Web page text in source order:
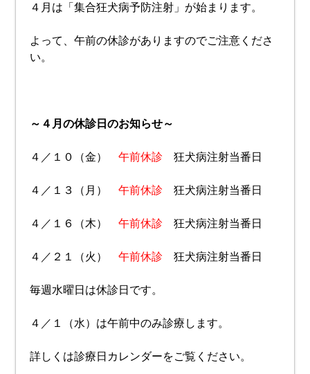
４月は「集合狂犬病予防注射」が始まります。
よって、午前の休診がありますのでご注意くださ
い。
～４月の休診日のお知らせ～
４／１０（金）午前休診 狂犬病注射当番日
４／１３（月）午前休診 狂犬病注射当番日
４／１６（木）午前休診 狂犬病注射当番日
４／２１（火）午前休診 狂犬病注射当番日
毎週水曜日は休診日です。
４／１（水）は午前中のみ診療します。
詳しくは診療日カレンダーをご覧ください。